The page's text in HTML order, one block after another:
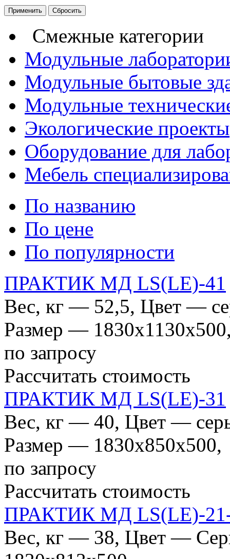
Смежные категории
Модульные
Модульные бытовые
Модульные
Экологические проекты
Оборудование для
Мебель
По названию
По цене
По популярности
ПРАКТИК МД LS(LE)-41
Вес, кг — 52,5, Цвет —
Размер —
по запросу
Рассчитать стоимость
ПРАКТИК МД LS(LE)-31
Вес, кг — 40, Цвет —
Размер — 1830x850x500,
по запросу
Рассчитать стоимость
ПРАКТИК МД LS(LE)-
Вес, кг — 38, Цвет —